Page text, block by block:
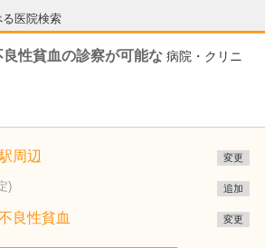
る医院検索
性貧血の診察が可能な 病院・クリニ
周辺 変更
) 追加
良性貧血 変更